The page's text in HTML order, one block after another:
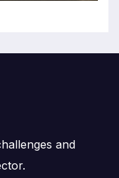
and